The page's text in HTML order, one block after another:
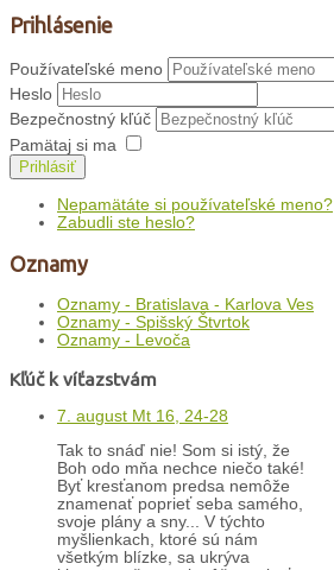
Prihlásenie
Používateľské meno
Heslo
Bezpečnostný kľúč
Pamätaj si ma
Prihlásiť
Nepamätáte si používateľské meno?
Zabudli ste heslo?
Oznamy
Oznamy - Bratislava - Karlova Ves
Oznamy - Spišský Štvrtok
Oznamy - Levoča
Kľúč k víťazstvám
7. august Mt 16, 24-28
Tak to snáď nie! Som si istý, že
Boh odo mňa nechce niečo také!
Byť kresťanom predsa nemôže
znamenať poprieť seba samého,
svoje plány a sny... V týchto
myšlienkach, ktoré sú nám
všetkým blízke, sa ukrýva